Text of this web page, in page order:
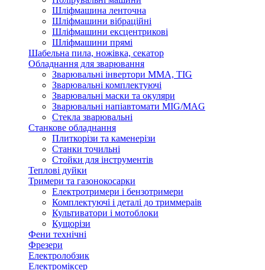
Шліфмашина ленточна
Шліфмашини вібраційні
Шліфмашини ексцентрикові
Шліфмашини прямі
Шабельна пила, ножівка, секатор
Обладнання для зварювання
Зварювальні інвертори ММА, TIG
Зварювальні комплектуючі
Зварювальні маски та окуляри
Зварювальні напіавтомати MIG/MAG
Стекла зварювальні
Станкове обладнання
Плиткорізи та каменерізи
Станки точильні
Стойки для інструментів
Теплові дуйки
Тримери та газонокосарки
Електротримери і бензотримери
Комплектуючі і деталі до триммераів
Культиватори і мотоблоки
Кущорізи
Фени технічні
Фрезери
Електролобзик
Електроміксер